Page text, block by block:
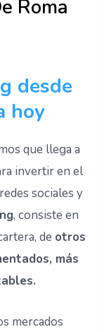
Roma
desde
hoy
que llega a
invertir en el
sociales y
, consiste en
de otros
más
mercados